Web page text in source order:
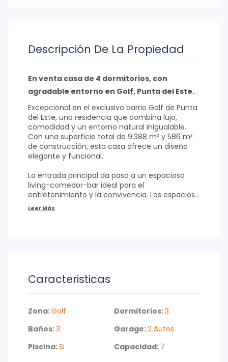
Descripción De La Propiedad
En venta casa de 4 dormitorios, con
agradable entorno en Golf, Punta del Este.
Excepcional en el exclusivo barrio Golf de Punta
del Este, una residencia que combina lujo,
comodidad y un entorno natural inigualable.
Con una superficie total de 9.388 m² y 586 m²
de construcción, esta casa ofrece un diseño
elegante y funcional.
La entrada principal da paso a un espacioso
living-comedor-bar ideal para el
entretenimiento y la convivencia. Los espacios
interiores incluyen una suite principal con
chimenea y otra suite adicional, además de dos
seguridad y comodidad.
El encanto de esta casa se extiende a sus áreas
un pequeño parrillero, y un hermoso estanque
conduce a un bosque cercano añade un toque
refugio perfecto para disfrutar de la naturaleza
Caracteristicas
Zona:Golf Dormitorios:3
Baños:3 Garage:2 Autos
Piscina:Si Capacidad: 7